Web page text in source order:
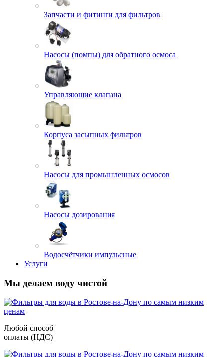
Запчасти и фитинги для фильтров
Насосы (помпы) для обратного осмоса
Управляющие клапана
Корпуса засыпных фильтров
Насосы для промышленных осмосов
Насосы дозирования
Водосчётчики импульсные
Услуги
Мы делаем воду чистой
Любой способ
оплаты (НДС)